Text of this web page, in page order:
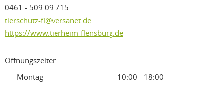
0461 - 509 09 715
tierschutz-fl@versanet.de
https://www.tierheim-flensburg.de
Öffnungszeiten
Montag
10:00 - 18:00